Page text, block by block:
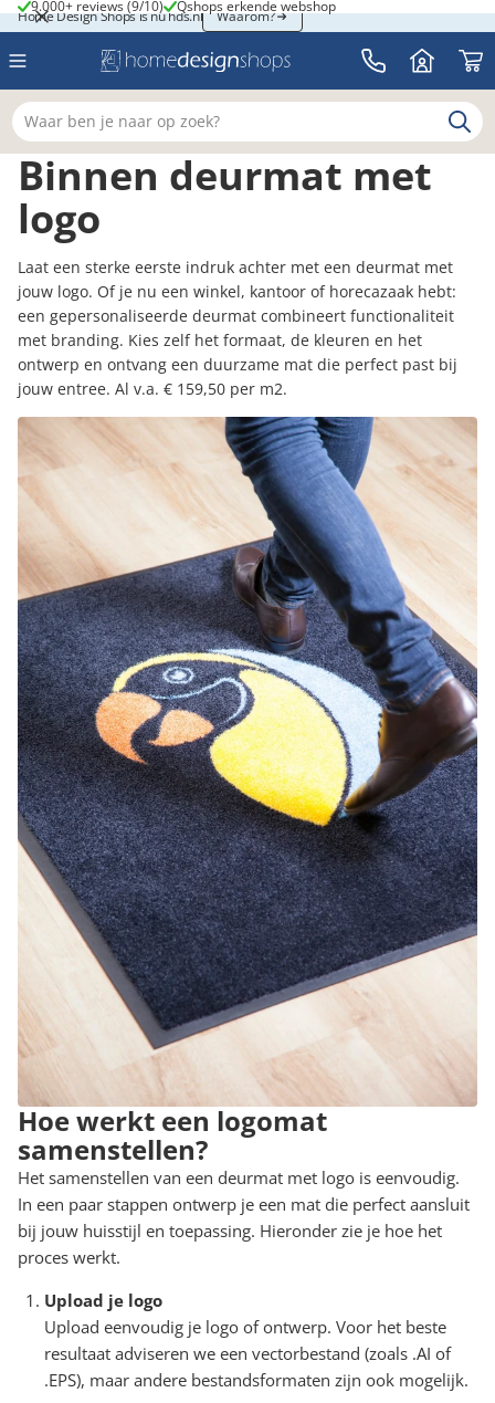
Home Design Shops is nu hds.nl
Home Design Shops is nu hds.nl Waarom?
9.000+ reviews (9/10)
9.000+ reviews (9/10) Qshops erkende webshop
Qshops erkende webshop
Waar ben je naar op zoek?
Binnen deurmat met
logo
Laat een sterke eerste indruk achter met een deurmat met
jouw logo. Of je nu een winkel, kantoor of horecazaak hebt:
een gepersonaliseerde deurmat combineert functionaliteit
met branding. Kies zelf het formaat, de kleuren en het
ontwerp en ontvang een duurzame mat die perfect past bij
jouw entree. Al v.a. € 159,50 per m2.
Hoe werkt een logomat
samenstellen?
Het samenstellen van een deurmat met logo is eenvoudig.
In een paar stappen ontwerp je een mat die perfect aansluit
bij jouw huisstijl en toepassing. Hieronder zie je hoe het
proces werkt.
Upload je logo
Upload eenvoudig je logo of ontwerp. Voor het beste
resultaat adviseren we een vectorbestand (zoals .AI of
.EPS), maar andere bestandsformaten zijn ook mogelijk.